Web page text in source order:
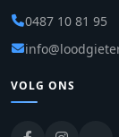
0487 10 81 95
VOLG ONS